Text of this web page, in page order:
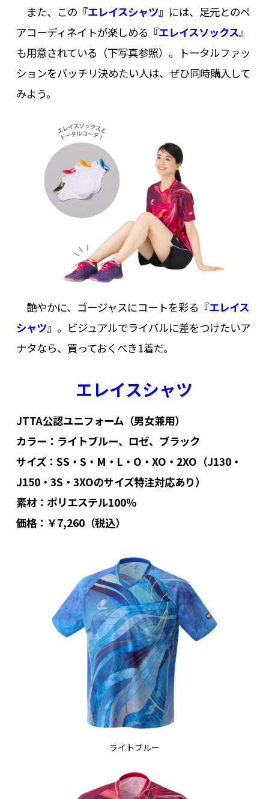
また、この 『エレイスシャツ』 には、足元とのペ
アコーディネイトが楽しめる 『エレイスソックス』
も用意されている（下写真参照）。トータルファッ
ションをバッチリ決めたい人は、ぜひ同時購入して
みよう。
艶やかに、ゴージャスにコートを彩る 『エレイス
シャツ』 。ビジュアルでライバルに差をつけたいア
ナタなら、買っておくべき1着だ。
エレイスシャツ
JTTA公認ユニフォーム（男女兼用）
カラー：ライトブルー、ロゼ、ブラック
サイズ：SS・S・M・L・O・XO・2XO（J130・
J150・3S・3XOのサイズ特注対応あり）
素材：ポリエステル100％
価格：￥7,260（税込）
ライトブルー